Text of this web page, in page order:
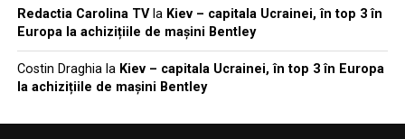
Redactia Carolina TVla Kiev – capitala Ucrainei, în top 3 în
Europa la achizițiile de mașini Bentley
Costin Draghiala Kiev – capitala Ucrainei, în top 3 în Europa
la achizițiile de mașini Bentley